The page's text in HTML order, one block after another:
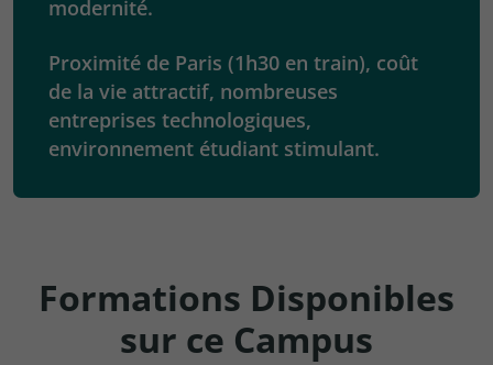
modernité.
Proximité de Paris (1h30 en train), coût
de la vie attractif, nombreuses
entreprises technologiques,
environnement étudiant stimulant.
Formations Disponibles
sur ce Campus